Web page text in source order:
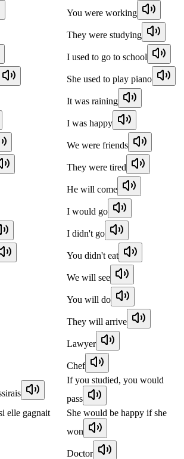
You were working
They were studying
I used to go to school
She used to play piano
It was raining
I was happy
We were friends
They were tired
He will come
I would go
I didn't go
You didn't eat
We will see
You will do
They will arrive
Lawyer
Chef
If you studied, you would
pass
elle gagnait
She would be happy if she
won
Doctor